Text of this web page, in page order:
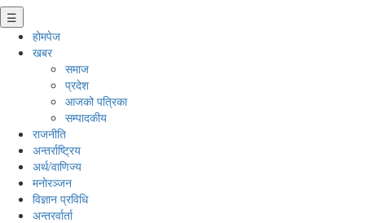
☰
होमपेज
खबर
समाज
प्रदेश
आजको पत्रिका
सम्पादकीय
राजनीति
अन्तर्राष्ट्रिय
अर्थ/वाणिज्य
मनाेरञ्जन
विज्ञान प्रविधि
अन्तरर्वार्ता